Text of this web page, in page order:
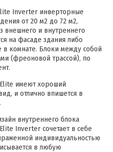
Inverter инверторные
от 20 м2 до 72 м2,
внешнего и внутреннего
на фасаде здания либо
комнате. Блоки между собой
(фреоновой трассой), по
имеют хороший
и отлично впишется в
внутреннего блока
Inverter сочетает в себе
индивидуальностью
в любую